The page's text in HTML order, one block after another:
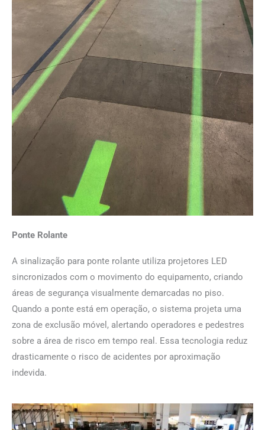
Ponte Rolante
A sinalização para ponte rolante utiliza projetores LED
sincronizados com o movimento do equipamento, criando
áreas de segurança visualmente demarcadas no piso.
Quando a ponte está em operação, o sistema projeta uma
zona de exclusão móvel, alertando operadores e pedestres
sobre a área de risco em tempo real. Essa tecnologia reduz
drasticamente o risco de acidentes por aproximação
indevida.